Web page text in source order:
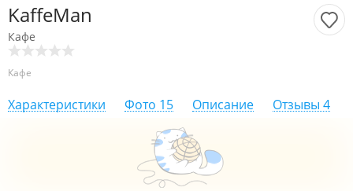
KaffeMan
Кафе
Кафе
Характеристики Фото 15 Описание Отзывы 4